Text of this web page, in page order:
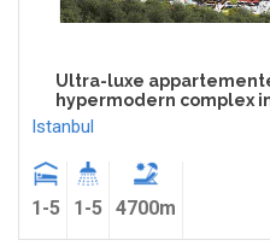
Ultra-luxe
hypermodern complex
Istanbul
1-5 1-5 4700m